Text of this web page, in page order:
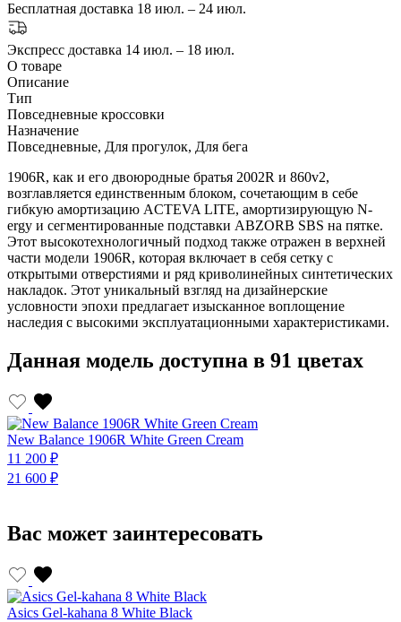
Бесплатная доставка 18 июл. – 24 июл.
Экспресс доставка 14 июл. – 18 июл.
О товаре
Описание
Тип
Повседневные кроссовки
Назначение
Повседневные, Для прогулок, Для бега
1906R, как и его двоюродные братья 2002R и 860v2,
возглавляется единственным блоком, сочетающим в себе
гибкую амортизацию ACTEVA LITE, амортизирующую N-
ergy и сегментированные подставки ABZORB SBS на пятке.
Этот высокотехнологичный подход также отражен в верхней
части модели 1906R, которая включает в себя сетку с
открытыми отверстиями и ряд криволинейных синтетических
накладок. Этот уникальный взгляд на дизайнерские
условности эпохи предлагает изысканное воплощение
наследия с высокими эксплуатационными характеристиками.
Данная модель доступна в 91 цветах
New Balance 1906R White Green Cream
11 200 ₽
21 600 ₽
Вас может заинтересовать
Asics Gel-kahana 8 White Black